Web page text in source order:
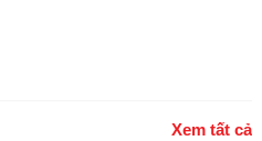
Xem tất cả